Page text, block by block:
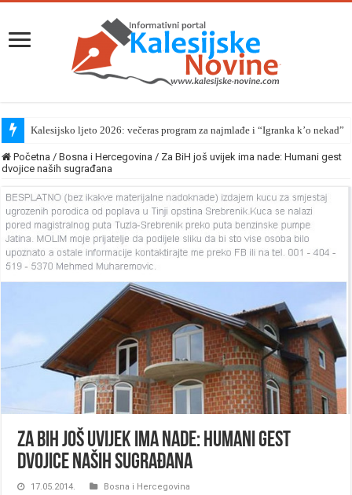
Kalesijsko ljeto 2026: večeras program za najmlađe i “Igranka k’o nekad”
Početna / Bosna i Hercegovina / Za BiH još uvijek ima nade: Humani gest
dvojice naših sugrađana
Za BiH još uvijek ima nade: Humani gest
dvojice naših sugrađana
17.05.2014. Bosna i Hercegovina